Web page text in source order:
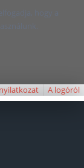
hogy a
A logóról